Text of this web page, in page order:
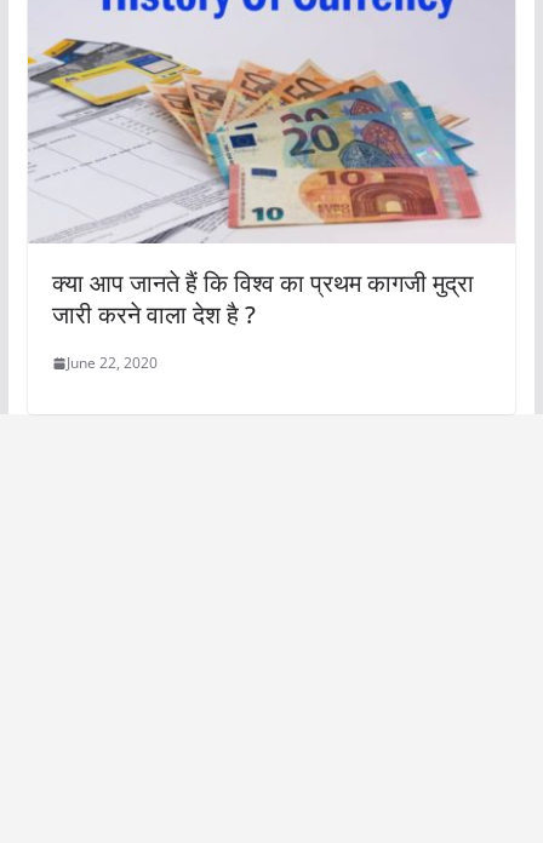
क्या आप जानते हैं कि विश्व का प्रथम कागजी मुद्रा
जारी करने वाला देश है ?
June 22, 2020